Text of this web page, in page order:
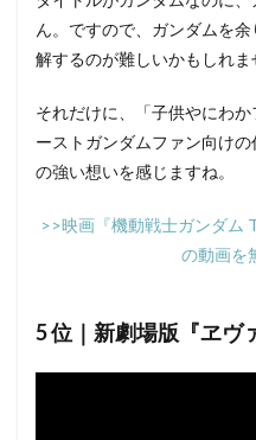
ん。ですので、ガンダムを
解するのが難しいかもしれま
それだけに、「子供やにわ
ーストガンダムファン向け
の強い想いを感じますね。
>>映画『機動戦士ガンダム
の動画を
5 位｜新劇場版『ヱヴ